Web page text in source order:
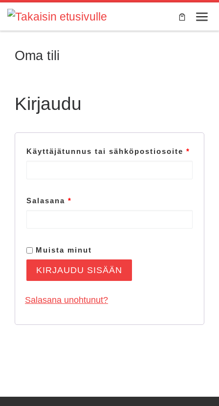
Skip to content
Oma tili
Kirjaudu
Käyttäjätunnus tai sähköpostiosoite *
Salasana *
Muista minut
KIRJAUDU SISÄÄN
Salasana unohtunut?